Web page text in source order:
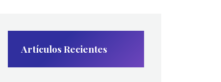
Artículos Recientes